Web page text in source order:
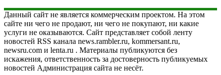
Данный сайт не является коммерческим проектом. На этом
сайте ни чего не продают, ни чего не покупают, ни какие
услуги не оказываются. Сайт представляет собой ленту
новостей RSS канала news.rambler.ru, kommersant.ru,
newsru.com и lenta.ru . Материалы публикуются без
искажения, ответственность за достоверность публикуемых
новостей Администрация сайта не несёт.